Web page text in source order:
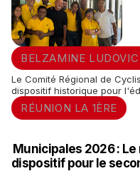
BELZAMINE LUDOVIC
Le Comité Régional de
dispositif historique pour
RÉUNION LA 1ÈRE
Municipales 2026 :
dispositif pour le